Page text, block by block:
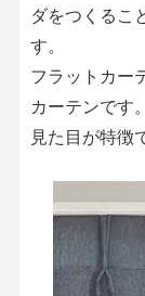
ダをつくるこ
す。
フラットカー
カーテンです
見た目が特徴